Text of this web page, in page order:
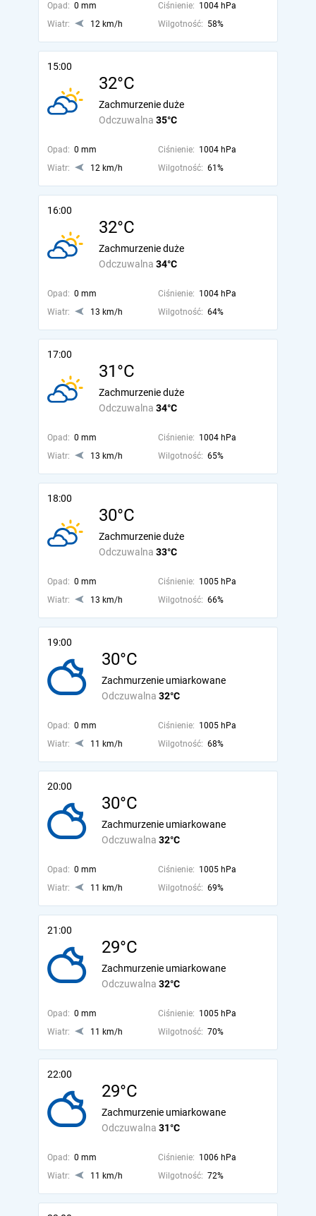
Opad: 0 mm Ciśnienie: 1004 hPa
Wiatr:
12 km/h Wilgotność: 58%
15:00
32°C
Odczuwalna 35°C
Zachmurzenie duże
Opad: 0 mm Ciśnienie: 1004 hPa
Wiatr:
12 km/h Wilgotność: 61%
16:00
32°C
Odczuwalna 34°C
Zachmurzenie duże
Opad: 0 mm Ciśnienie: 1004 hPa
Wiatr:
13 km/h Wilgotność: 64%
17:00
31°C
Odczuwalna 34°C
Zachmurzenie duże
Opad: 0 mm Ciśnienie: 1004 hPa
Wiatr:
13 km/h Wilgotność: 65%
18:00
30°C
Odczuwalna 33°C
Zachmurzenie duże
Opad: 0 mm Ciśnienie: 1005 hPa
Wiatr:
13 km/h Wilgotność: 66%
19:00
30°C
Odczuwalna 32°C
Zachmurzenie umiarkowane
Opad: 0 mm Ciśnienie: 1005 hPa
Wiatr:
11 km/h Wilgotność: 68%
20:00
30°C
Odczuwalna 32°C
Zachmurzenie umiarkowane
Opad: 0 mm Ciśnienie: 1005 hPa
Wiatr:
11 km/h Wilgotność: 69%
21:00
29°C
Odczuwalna 32°C
Zachmurzenie umiarkowane
Opad: 0 mm Ciśnienie: 1005 hPa
Wiatr:
11 km/h Wilgotność: 70%
22:00
29°C
Odczuwalna 31°C
Zachmurzenie umiarkowane
Opad: 0 mm Ciśnienie: 1006 hPa
Wiatr:
11 km/h Wilgotność: 72%